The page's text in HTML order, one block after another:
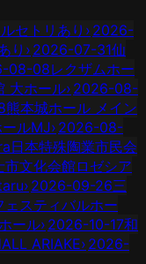
セトリあり › 2026-
り › 2026-07-31仙
08-08レクザムホー
大ホール› 2026-08-
熊本城ホール メイン
ルMJ› 2026-08-
日本特殊陶業市民会
市文化会館ロゼシア
› 2026-09-26三
ェスティバルホー
ール› 2026-10-17和
ARIAKE› 2026-